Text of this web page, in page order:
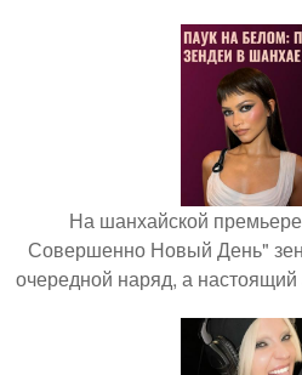
На шанхайской
Совершенно Новый День"
очередной наряд, а